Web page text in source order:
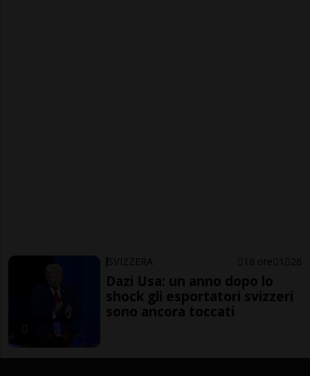
SVIZZERA 18 ore 1 28
Dazi Usa: un anno dopo lo
shock gli esportatori svizzeri
sono ancora toccati